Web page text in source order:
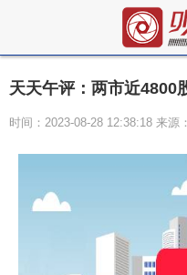
天天午评：两市近4800
时间：2023-08-28 12:38:18 来源